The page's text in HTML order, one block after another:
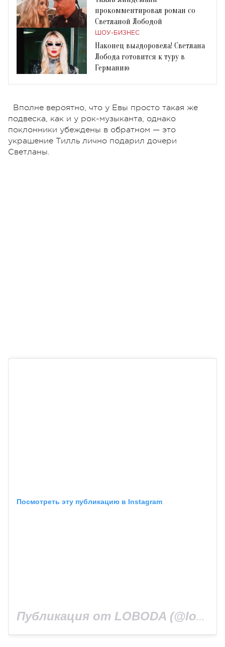
прокомментировал роман со
Светланой Лободой
ШОУ-БИЗНЕС
Наконец выздоровела! Светлана
Лобода готовится к туру в
Германию
Вполне вероятно, что у Евы просто такая же
подвеска, как и у рок-музыканта, однако
поклонники убеждены в обратном — это
украшение Тилль лично подарил дочери
Светланы.
Посмотреть эту публикацию в Instagram
Публикация от LOBODA (@lobodaofficial)